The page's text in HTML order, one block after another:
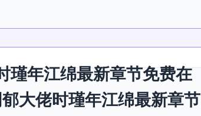
瑾年江绵最新章节免费在
大佬时瑾年江绵最新章节